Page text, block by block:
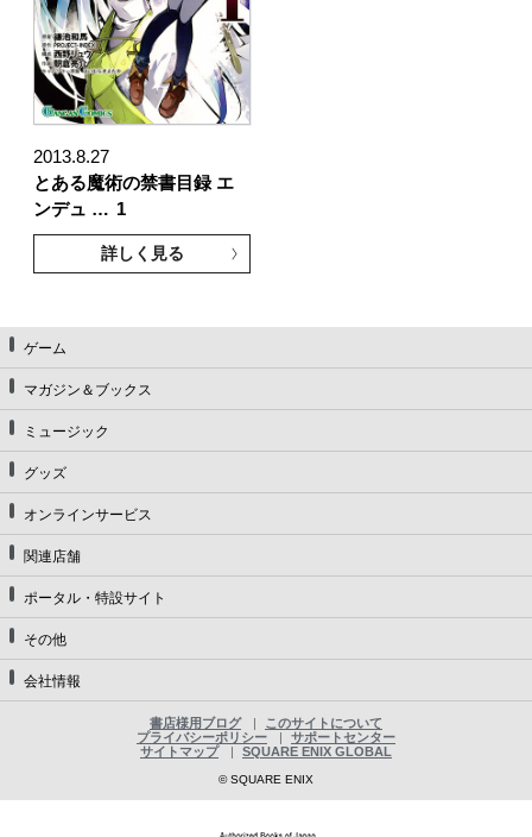
2013.8.27
とある魔術の禁書目録 エ
ンデュ … 1
詳しく見る
ゲーム
マガジン＆ブックス
ミュージック
グッズ
オンラインサービス
関連店舗
ポータル・特設サイト
その他
会社情報
書店様用ブログ
このサイトについて
プライバシーポリシー
サポートセンター
サイトマップ
SQUARE ENIX GLOBAL
© SQUARE ENIX